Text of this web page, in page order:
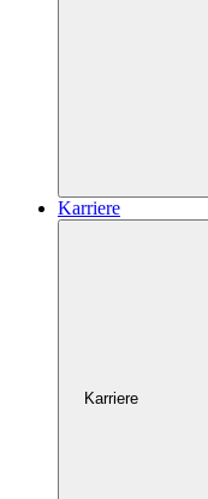
Karriere
Karriere